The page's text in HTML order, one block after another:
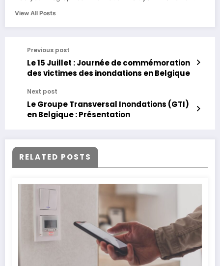
View All Posts
Previous post
Le 15 Juillet : Journée de commémoration
des victimes des inondations en Belgique
Next post
Le Groupe Transversal Inondations (GTI)
en Belgique : Présentation
RELATED POSTS